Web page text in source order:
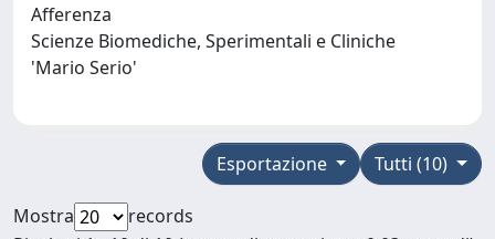
Afferenza
Scienze Biomediche, Sperimentali e Cliniche
'Mario Serio'
Tutti (10)
Esportazione
Mostra
records